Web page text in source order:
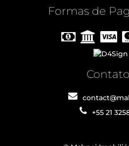
Formas de
+55 21